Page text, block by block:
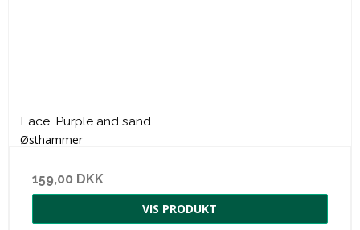
Lace. Purple and sand
Østhammer
159,00 DKK
VIS PRODUKT